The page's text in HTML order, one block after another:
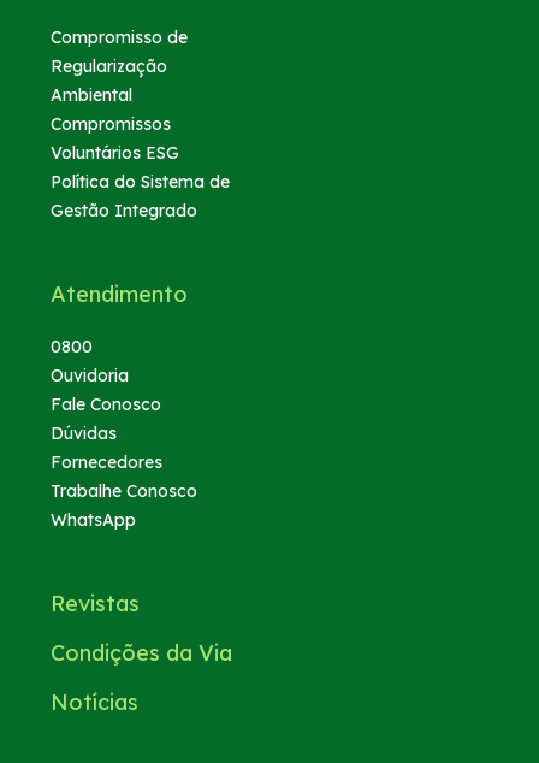
Compromisso de
Regularização
Ambiental
Compromissos
Voluntários ESG
Política do Sistema de
Gestão Integrado
Atendimento
0800
Ouvidoria
Fale Conosco
Dúvidas
Fornecedores
Trabalhe Conosco
WhatsApp
Revistas
Condições da Via
Notícias